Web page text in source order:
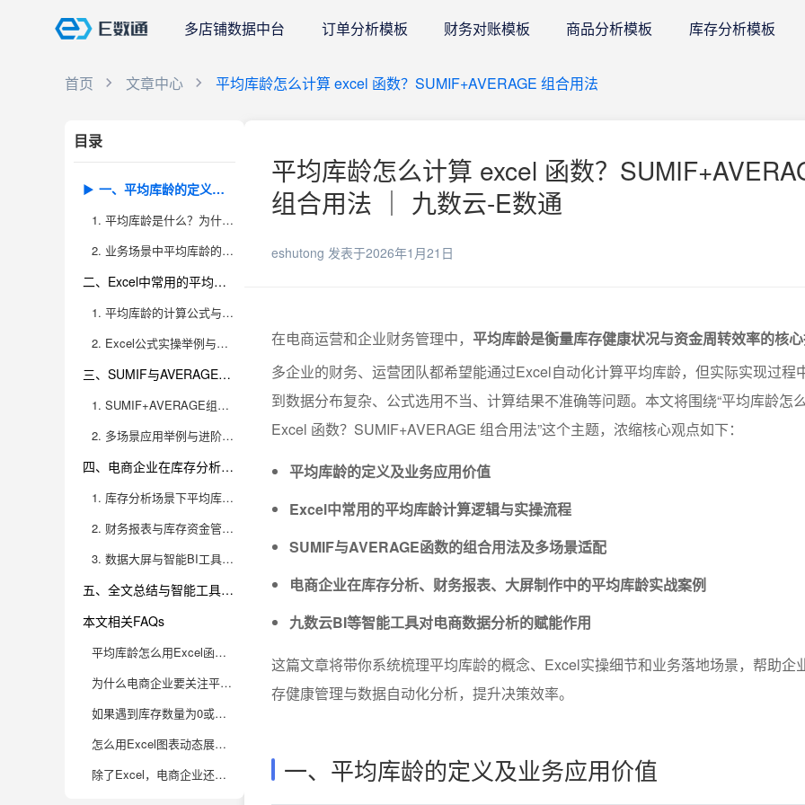
多店铺数据中台 订单分析模板 财务对账模板 商品分析模板 库存分析模板
首页 文章中心 平均库龄怎么计算 excel 函数？SUMIF+AVERAGE 组合用法
目录
一、平均库龄的定义及业务应用价值
1. 平均库龄是什么？为什么在电商管理中如此重要？
2. 业务场景中平均库龄的具体应用方式
二、Excel中常用的平均库龄计算逻辑与实操流程
1. 平均库龄的计算公式与Excel思路
2. Excel公式实操举例与注意事项
三、SUMIF与AVERAGE函数的组合用法及多场景适配
1. SUMIF+AVERAGE组合公式的逻辑与优势
2. 多场景应用举例与进阶技巧分享
四、电商企业在库存分析、财务报表、大屏制作中的平均库龄实战案例
1. 库存分析场景下平均库龄的落地实践
2. 财务报表与库存资金管理中的平均库龄应用
3. 数据大屏与智能BI工具赋能电商企业
五、全文总结与智能工具推荐
本文相关FAQs
平均库龄怎么用Excel函数计算？SUMIF+AVERAGE组合到底怎么用？
为什么电商企业要关注平均库龄，这个指标到底有啥实际意义？
如果遇到库存数量为0或异常数据，平均库龄公式怎么处理才靠谱？
怎么用Excel图表动态展示各类商品的平均库龄趋势？
除了Excel，电商企业还能用哪些工具更高效地进行库存库龄分析？
平均库龄怎么计算 excel 函数？
组合用法 ｜ 九数云-E数通
eshutong 发表于2026年1月21日
在电商运营和企业财务管理中， 平均库龄是衡量库存健康状况与资金周转效率的核
多企业的财务、运营团队都希望能通过Excel自动化计算平均库龄，但实际实现过程
到数据分布复杂、公式选用不当、计算结果不准确等问题。本文将围绕“平均库龄怎
Excel 函数？SUMIF+AVERAGE 组合用法”这个主题，浓缩核心观点如下：
平均库龄的定义及业务应用价值
Excel中常用的平均库龄计算逻辑与实操流程
SUMIF与AVERAGE函数的组合用法及多场景适配
电商企业在库存分析、财务报表、大屏制作中的平均库龄实战案例
九数云BI等智能工具对电商数据分析的赋能作用
这篇文章将带你系统梳理平均库龄的概念、Excel实操细节和业务落地场景，帮助企
存健康管理与数据自动化分析，提升决策效率。
一、平均库龄的定义及业务应用价值